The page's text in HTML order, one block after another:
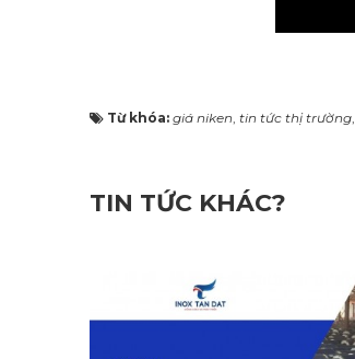
Từ khóa: giá niken, tin tức thị trường,
TIN TỨC KHÁC?